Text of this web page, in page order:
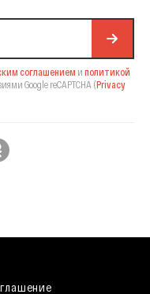
соглашением и политикой
Google reCAPTCHA (Privacy